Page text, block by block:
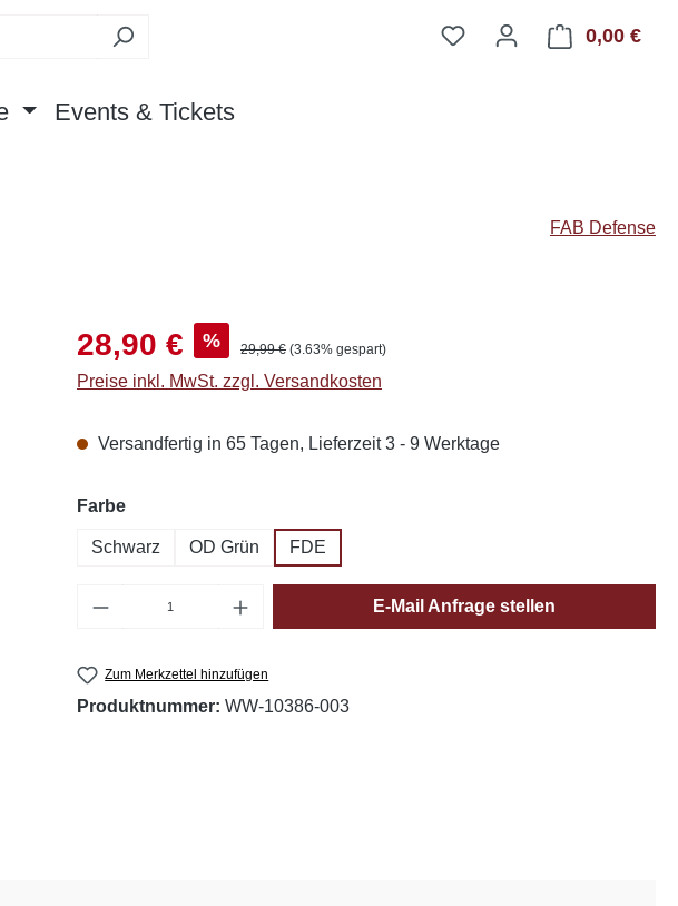
0,00 €
Events & Tickets
FAB Defense
Verkaufspreis:
28,90 € % Regulärer Preis:
29,99 € (3.63% gespart)
Preise inkl. MwSt. zzgl. Versandkosten
Versandfertig in 65 Tagen, Lieferzeit 3 - 9 Werktage
Farbeauswählen
Schwarz OD Grün FDE
Produkt Anzahl: Gib den gewünschten Wert ein
E-Mail Anfrage stellen
Zum Merkzettel hinzufügen
Produktnummer: WW-10386-003